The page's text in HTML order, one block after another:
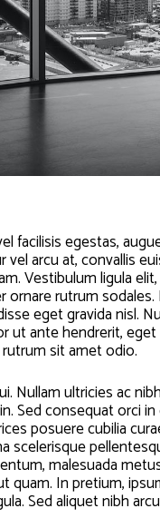
facilisis egestas,
vel arcu at, convallis
Vestibulum ligula
rutrum
eget gravida nisl.
ut ante hendrerit,
sit amet odio.
Nullam ultricies ac
Sed consequat orci
posuere cubilia
scelerisque
malesuada
quam. In pretium,
Sed aliquet nibh